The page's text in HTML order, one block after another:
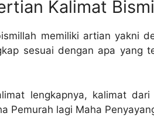
Kalimat
memiliki artian yakni
sesuai dengan apa yang
lengkapnya, kalimat
Pemurah lagi Maha